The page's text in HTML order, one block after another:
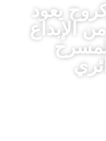
يعود
من الإبداع